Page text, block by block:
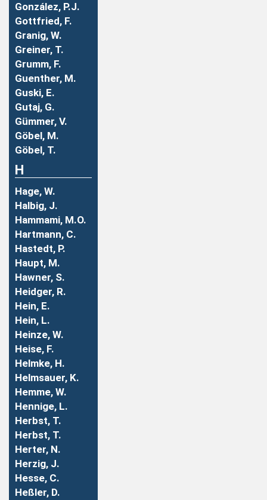
González, P.J.
Gottfried, F.
Granig, W.
Greiner, T.
Grumm, F.
Guenther, M.
Guski, E.
Gutaj, G.
Gümmer, V.
Göbel, M.
Göbel, T.
H
Hage, W.
Halbig, J.
Hammami, M.O.
Hartmann, C.
Hastedt, P.
Haupt, M.
Hawner, S.
Heidger, R.
Hein, E.
Hein, L.
Heinze, W.
Heise, F.
Helmke, H.
Helmsauer, K.
Hemme, W.
Hennige, L.
Herbst, T.
Herbst, T.
Herter, N.
Herzig, J.
Hesse, C.
Heßler, D.